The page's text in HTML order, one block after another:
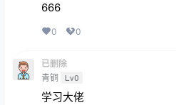
666
0 0
已删除
青铜
Lv0
学习大佬